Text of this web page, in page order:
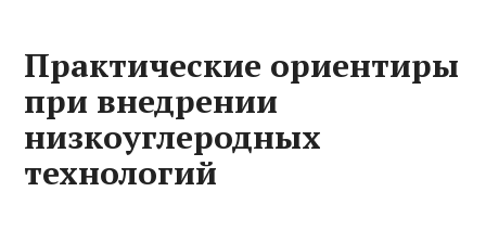
Практические ориентиры
при внедрении
низкоуглеродных
технологий